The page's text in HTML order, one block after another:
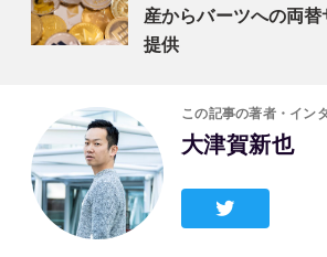
産からバーツへの両
提供
この記事の著者・イン
大津賀新也